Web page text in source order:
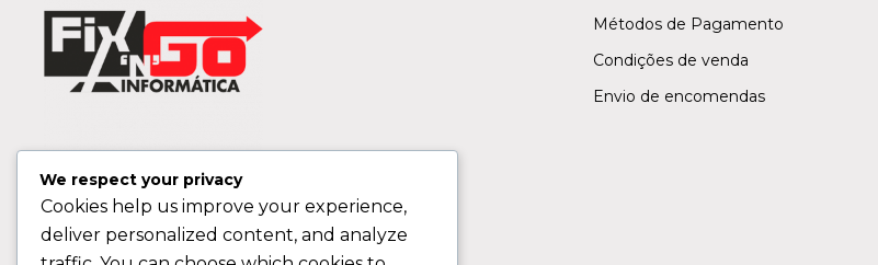
Métodos de Pagamento
Condições de venda
Envio de encomendas
We respect your privacy
Cookies help us improve your experience,
deliver personalized content, and analyze